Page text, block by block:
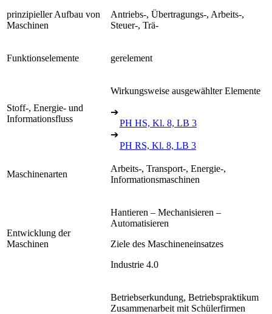
prinzipieller Aufbau von
Maschinen
Antriebs-, Übertragungs-, Arbeits-,
Steuer-, Trä-
Funktionselemente gerelement
Stoff-, Energie- und
Informationsfluss
Wirkungsweise ausgewählter Elemente
➔
PH HS, Kl. 8, LB 3
➔
PH RS, Kl. 8, LB 3
Maschinenarten
Arbeits-, Transport-, Energie-,
Informationsmaschinen
Entwicklung der
Maschinen
Hantieren – Mechanisieren –
Automatisieren
Ziele des Maschineneinsatzes
Industrie 4.0
Betriebserkundung, Betriebspraktikum
Zusammenarbeit mit Schülerfirmen